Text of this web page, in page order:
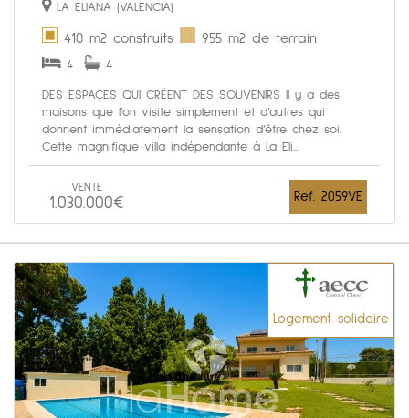
LA ELIANA (VALENCIA)
410 m2 construits 955 m2 de terrain
4 4
DES ESPACES QUI CRÉENT DES SOUVENIRS Il y a des
maisons que l’on visite simplement et d’autres qui
donnent immédiatement la sensation d’être chez soi.
Cette magnifique villa indépendante à La Eli...
VENTE
1.030.000€ Ref. 2059VE
Logement solidaire